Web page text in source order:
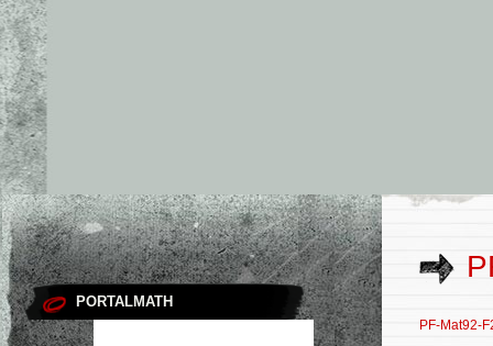
PORTALMATH
PF-Mat92-